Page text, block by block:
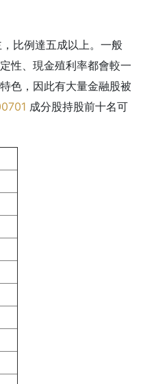
比例達五成以上。一般
性、現金殖利率都會較一
色，因此有大量金融股被
成分股持股前十名可